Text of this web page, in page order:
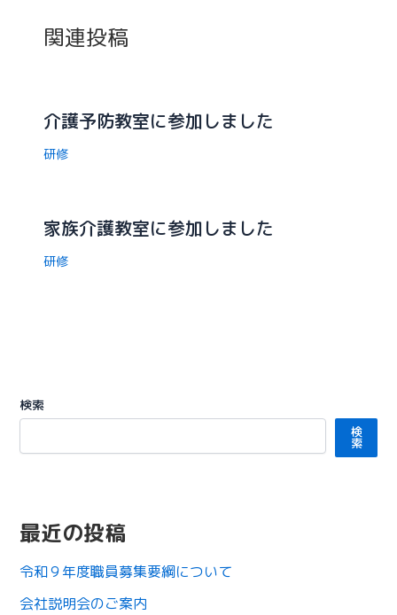
関連投稿
介護予防教室に参加しました
研修
家族介護教室に参加しました
研修
検索
検
索
最近の投稿
令和９年度職員募集要綱について
会社説明会のご案内